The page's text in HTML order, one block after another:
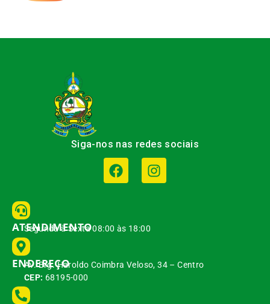
Siga-nos nas redes sociais
ATENDIMENTO
Segunda à Sexta 08:00 às 18:00
ENDEREÇO
Av. Brg. Haroldo Coimbra Veloso, 34 – Centro
CEP: 68195-000